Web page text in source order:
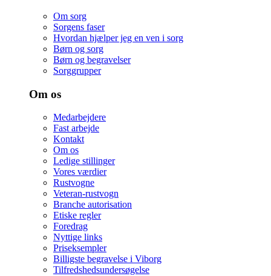
Om sorg
Sorgens faser
Hvordan hjælper jeg en ven i sorg
Børn og sorg
Børn og begravelser
Sorggrupper
Om os
Medarbejdere
Fast arbejde
Kontakt
Om os
Ledige stillinger
Vores værdier
Rustvogne
Veteran-rustvogn
Branche autorisation
Etiske regler
Foredrag
Nyttige links
Priseksempler
Billigste begravelse i Viborg
Tilfredshedsundersøgelse